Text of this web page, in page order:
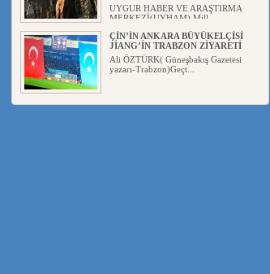
UYGUR HABER VE ARAŞTIRMA
MERKEZİ(UYHAM) Mill...
ÇİN’İN ANKARA BÜYÜKELÇİSİ
JİANG’İN TRABZON ZİYARETİ
Ali ÖZTÜRK( Güneşbakış Gazetesi
yazarı-Trabzon)Geçt...
İŞGALCİ ÇİN’DEN “FETİHLER